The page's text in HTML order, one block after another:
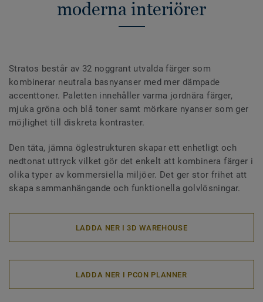
moderna interiörer
Stratos består av 32 noggrant utvalda färger som
kombinerar neutrala basnyanser med mer dämpade
accenttoner. Paletten innehåller varma jordnära färger,
mjuka gröna och blå toner samt mörkare nyanser som ger
möjlighet till diskreta kontraster.
Den täta, jämna öglestrukturen skapar ett enhetligt och
nedtonat uttryck vilket gör det enkelt att kombinera färger i
olika typer av kommersiella miljöer. Det ger stor frihet att
skapa sammanhängande och funktionella golvlösningar.
LADDA NER I 3D WAREHOUSE
LADDA NER I PCON PLANNER